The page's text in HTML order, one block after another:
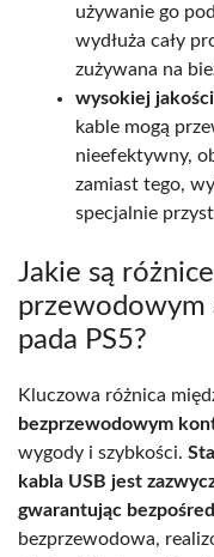
używanie go
wydłuża cały
zużywana na
wysokiej
kable mogą
nieefektywny,
zamiast tego,
specjalnie
Jakie są
przewodowym
pada PS5?
Kluczowa różnica
bezprzewodowym
wygody i szybkości.
kabla USB jest
gwarantując
bezprzewodowa,